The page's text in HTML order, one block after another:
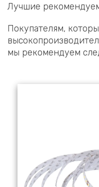
Лучшие
Покупателям,
мы рекомендуем